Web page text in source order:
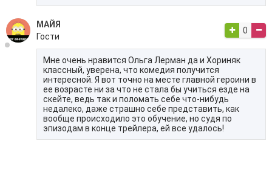
МАЙЯ
Гости
0
Мне очень нравится Ольга Лерман да и Хориняк
классный, уверена, что комедия получится
интересной. Я вот точно на месте главной героини в
ее возрасте ни за что не стала бы учиться езде на
скейте, ведь так и поломать себе что-нибудь
недалеко, даже страшно себе представить, как
вообще происходило это обучение, но судя по
эпизодам в конце трейлера, ей все удалось!